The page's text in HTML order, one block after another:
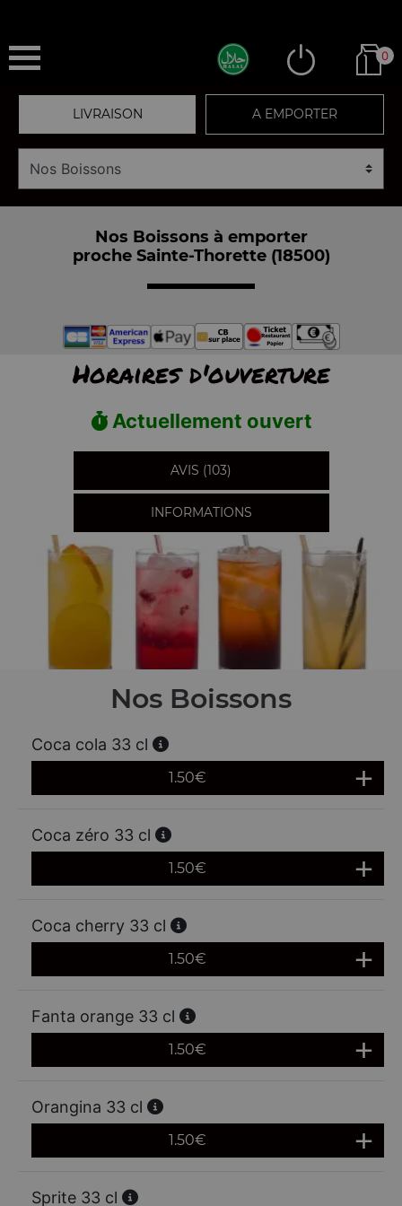
0
LIVRAISON A EMPORTER
Nos Boissons à emporter
proche Sainte-Thorette (18500)
Horaires d'ouverture
Actuellement ouvert
AVIS (103)
INFORMATIONS
Nos Boissons
Coca cola 33 cl
1.50€
Coca zéro 33 cl
1.50€
Coca cherry 33 cl
1.50€
Fanta orange 33 cl
1.50€
Orangina 33 cl
1.50€
Sprite 33 cl